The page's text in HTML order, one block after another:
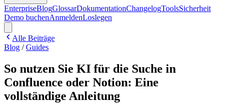
EnterpriseBlogGlossarDokumentationChangelogToolsSicherheit
Demo buchenAnmeldenLoslegen
Alle Beiträge
Blog /Guides
So nutzen Sie KI für die Suche in
Confluence oder Notion: Eine
vollständige Anleitung